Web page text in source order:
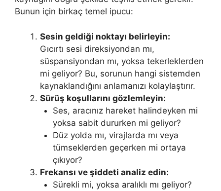
Bunun için birkaç temel ipucu:
Sesin geldiği noktayı belirleyin:
Gıcırtı sesi direksiyondan mı,
süspansiyondan mı, yoksa tekerleklerden
mi geliyor? Bu, sorunun hangi sistemden
kaynaklandığını anlamanızı kolaylaştırır.
Sürüş koşullarını gözlemleyin:
Ses, aracınız hareket halindeyken mi
yoksa sabit dururken mi geliyor?
Düz yolda mı, virajlarda mı veya
tümseklerden geçerken mi ortaya
çıkıyor?
Frekansı ve şiddeti analiz edin:
Sürekli mi, yoksa aralıklı mı geliyor?